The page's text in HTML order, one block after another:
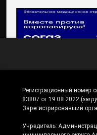
Регистрационный номер
83807 от 19.08.2022.(
Зарегистрировавший
Учредитель: